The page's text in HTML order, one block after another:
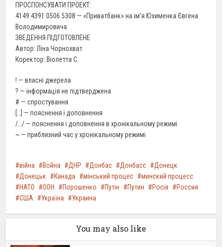
ПРОСПОНСУВАТИ ПРОЕКТ:
4149 4391 0506 5308 — «Приватбанк» на ім’я Юхименка Євгена
Володимировича
ЗВЕДЕННЯ ПІДГОТОВЛЕНЕ
Автор: Ліна Чорнохват
Коректор: Віолетта С.
! — власні джерела
? — інформація не підтверджена
# — спростування
[…] — пояснення і доповнення
/…/ — пояснення і доповнення в хронікальному режимі
~ — приблизний час у хронікальному режимі
війна Война ДНР Донбас Донбасс
Донецк
Донецьк
Канада мінський процес
минский процесс
НАТО
ООН Порошенко Путін Путин Росія
Россия
США
Україна Украина
You may also like